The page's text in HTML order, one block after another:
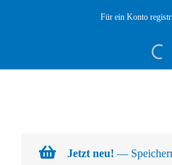
Für ein Konto
Jetzt neu! —